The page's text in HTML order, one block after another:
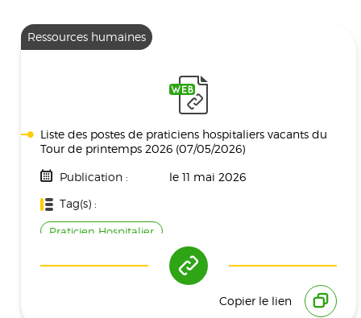
Ressources humaines
Liste des postes de praticiens hospitaliers vacants du
Tour de printemps 2026 (07/05/2026)
Publication :
le 11 mai 2026
Tag(s) :
Praticien Hospitalier
Copier le lien